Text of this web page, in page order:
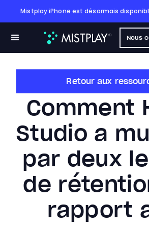
Mistplay iPhone est désormais
Nous
Retour aux
Comment
Studio a
par deux
de
rapport